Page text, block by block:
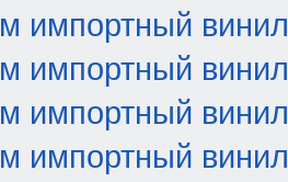
импортный винил
импортный винил
импортный винил
импортный винил